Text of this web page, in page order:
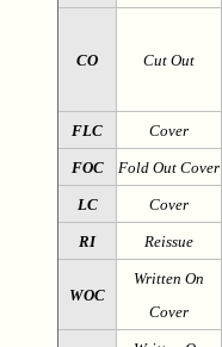
CO Cut Out
FLC Cover
FOC Fold Out Cover
LC Cover
RI Reissue
WOC
Written On
Cover